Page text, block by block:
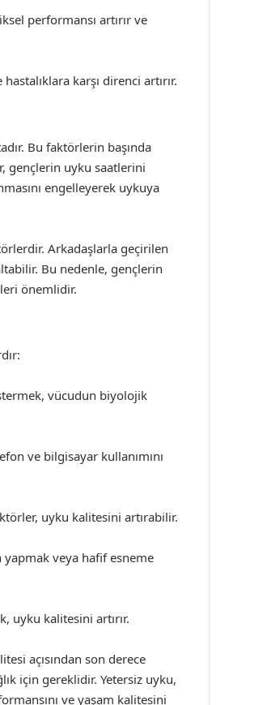
performansı artırır ve
karşı direnci artırır.
Bu faktörlerin başında
gençlerin uyku saatlerini
engelleyerek uykuya
Arkadaşlarla geçirilen
Bu nedenle, gençlerin
önemlidir.
vücudun biyolojik
ve bilgisayar kullanımını
uyku kalitesini artırabilir.
veya hafif esneme
uyku kalitesini artırır.
açısından son derece
için gereklidir. Yetersiz uyku,
ve yaşam kalitesini